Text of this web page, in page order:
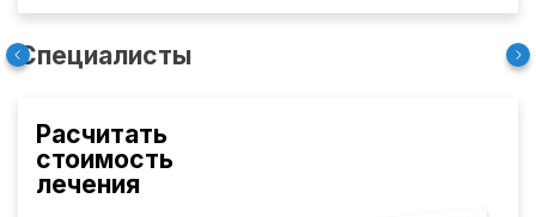
Специалисты
Расчитать
стоимость
лечения